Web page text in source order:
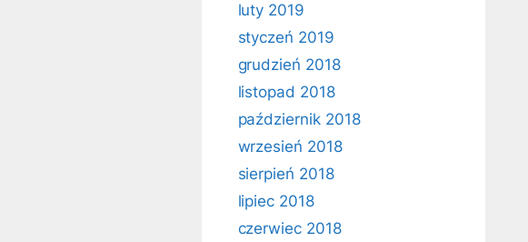
luty 2019
styczeń 2019
grudzień 2018
listopad 2018
październik 2018
wrzesień 2018
sierpień 2018
lipiec 2018
czerwiec 2018